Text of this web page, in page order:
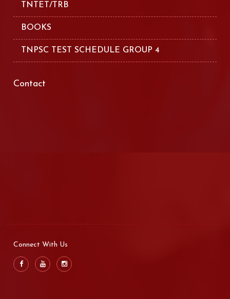
TNTET/TRB
BOOKS
TNPSC TEST SCHEDULE GROUP 4
Contact
Connect With Us